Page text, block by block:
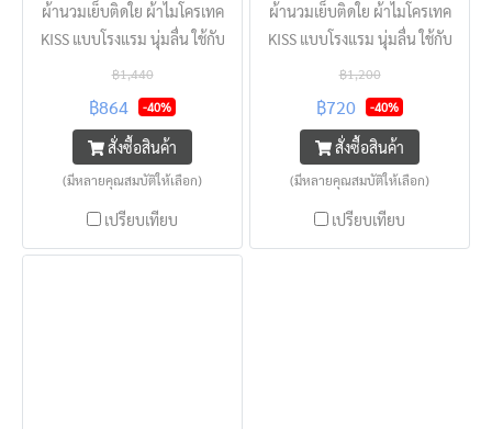
ผ้านวมเย็บติดใย ผ้าไมโครเทค
KISS แบบโรงแรม นุ่มลื่น ใช้กับ
ที่นอน 5 ฟุต - 6 ฟุต
฿1,440
฿864 -40%
สั่งซื้อสินค้า
(มีหลายคุณสมบัติให้เลือก)
เปรียบเทียบ
ผ้านวมเย็บติดใย ผ้าไมโครเทค
KISS แบบโรงแรม นุ่มลื่น ใช้กับ
ที่นอน3.5ฟุต - 5ฟุต
฿1,200
฿720 -40%
สั่งซื้อสินค้า
(มีหลายคุณสมบัติให้เลือก)
เปรียบเทียบ